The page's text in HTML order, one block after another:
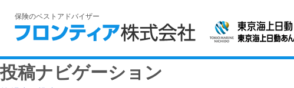
保険のベストアドバイザー
投稿ナビゲーション